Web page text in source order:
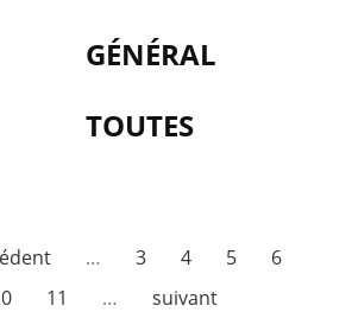
GÉNÉRAL
TOUTES
… 3 4 5
6
11 …
suivant